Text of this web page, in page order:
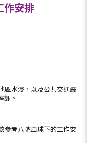
作安排
水浸，以及公共交通嚴
課。
考八號風球下的工作安